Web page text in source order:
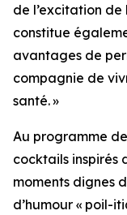
de l’excitation
constitue
avantages de
compagnie de
santé. »
Au programme
cocktails inspirés
moments dignes
d’humour « poil-